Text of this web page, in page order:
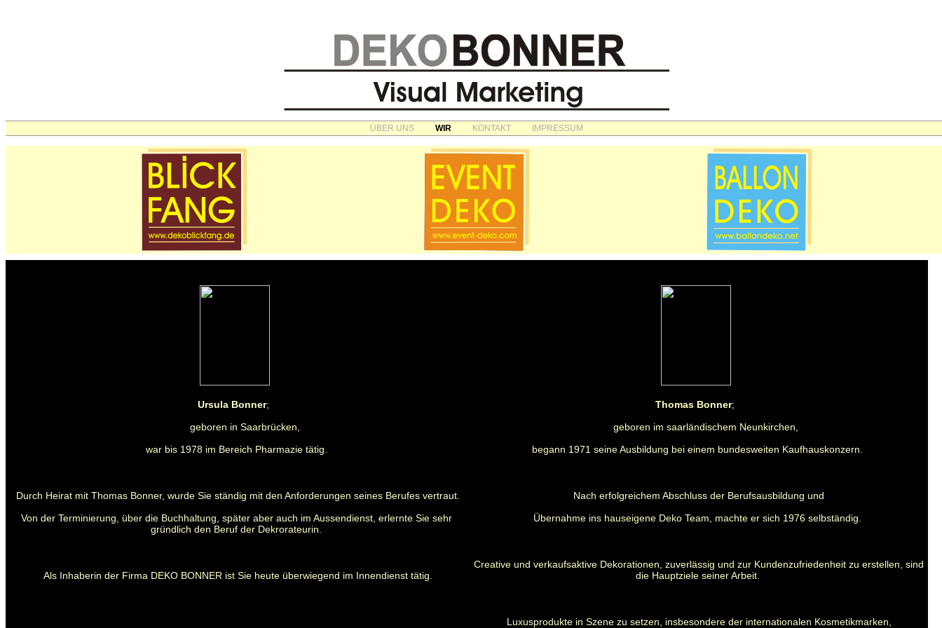
ÜBER UNS WIR KONTAKT IMPRESSUM
Ursula Bonner;
geboren in Saarbrücken,
war bis 1978 im Bereich Pharmazie tätig.
Durch Heirat mit Thomas Bonner, wurde Sie ständig mit den Anforderungen seines Berufes vertraut.
Von der Terminierung, über die Buchhaltung, später aber auch im Aussendienst, erlernte Sie sehr
gründlich den Beruf der Dekrorateurin.
Als Inhaberin der Firma DEKO BONNER ist Sie heute überwiegend im Innendienst tätig.
Thomas Bonner;
geboren im saarländischem Neunkirchen,
begann 1971 seine Ausbildung bei einem bundesweiten Kaufhauskonzern.
Nach erfolgreichem Abschluss der Berufsausbildung und
Übernahme ins hauseigene Deko Team, machte er sich 1976 selbständig.
Creative und verkaufsaktive Dekorationen, zuverlässig und zur Kundenzufriedenheit zu erstellen, sind
die Hauptziele seiner Arbeit.
Luxusprodukte in Szene zu setzen, insbesondere der internationalen Kosmetikmarken,